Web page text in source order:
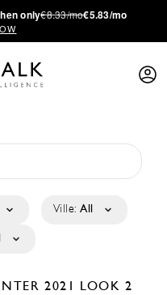
only€8.33/mo€5.83/mo
Ville: All
2021 LOOK 2